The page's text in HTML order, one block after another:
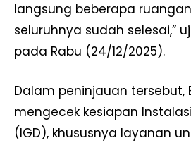
langsung beberapa
seluruhnya sudah selesai,”
pada Rabu (24/12/2025).
Dalam peninjauan tersebut,
mengecek kesiapan
(IGD), khususnya layanan